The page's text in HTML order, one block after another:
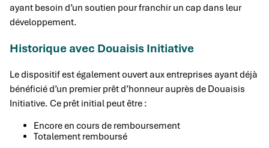
ayant besoin d’un soutien pour franchir un cap dans leur
développement.
Historique avec Douaisis Initiative
Le dispositif est également ouvert aux entreprises ayant déjà
bénéficié d’un premier prêt d’honneur auprès de Douaisis
Initiative. Ce prêt initial peut être :
Encore en cours de remboursement
Totalement remboursé